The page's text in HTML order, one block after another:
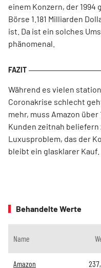
einem Konzern, der
Börse 1.181 Milliarden
ist. Da ist ein solches
phänomenal.
Während es vielen
Coronakrise schlecht
mehr, muss Amazon
Kunden zeitnah beliefern
Luxusproblem, das der
bleibt ein glasklarer Kauf.
Behandelte Werte
Name
Amazon